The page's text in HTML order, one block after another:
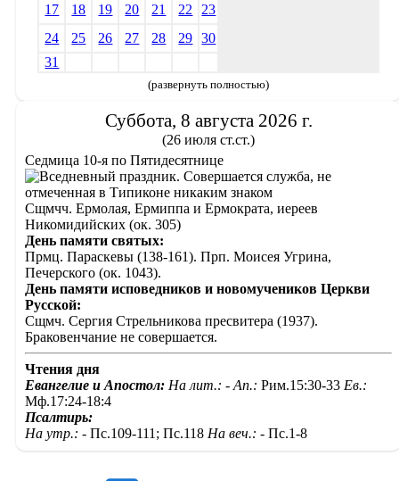
17
18 19 20 21 22
23
24
25 26 27 28 29
30
31
(развернуть полностью)
Суббота, 8 августа 2026 г.
(26 июля ст.ст.)
Седмица 10-я по Пятидесятнице
Сщмчч. Ермолая, Ермиппа и Ермократа, иереев
Никомидийских (ок. 305)
День памяти святых:
Прмц. Параскевы (138-161). Прп. Моисея Угрина,
Печерского (ок. 1043).
День памяти исповедников и новомучеников Церкви
Русской:
Сщмч. Сергия Стрельникова пресвитера (1937).
Браковенчание не совершается.
Чтения дня
Евангелие и Апостол: На лит.: - Ап.: Рим.15:30-33 Ев.:
Мф.17:24-18:4
Псалтирь:
На утр.: - Пс.109-111; Пс.118 На веч.: - Пс.1-8